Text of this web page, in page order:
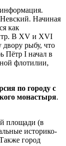
Невский. Начиная
как
В XV и XVI
двору рыбу, что
Пётр I начал в
флотилии,
по городу с
монастыря.
площади (в
историко-
город